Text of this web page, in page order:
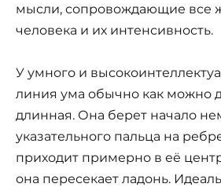
мысли, сопровождающие все
человека и их интенсивность.
У умного и
линия ума обычно как можно
длинная. Она берет начало
указательного пальца на
приходит примерно в её
она пересекает ладонь.